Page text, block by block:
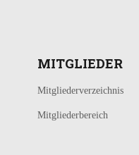
MITGLIEDER
Mitgliederverzeichnis
Mitgliederbereich